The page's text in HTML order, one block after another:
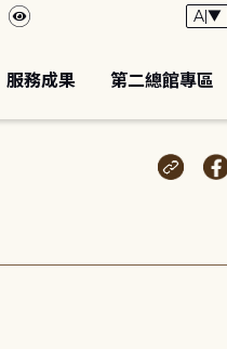
服務成果 第二總館專區